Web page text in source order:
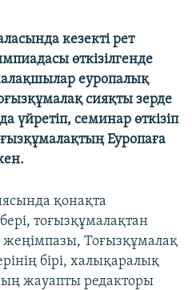
кезекті рет
өткізілгенде
еуропалық
сияқты зерде
семинар өткізіп
Еуропаға
қонақта
тоғызқұмалақтан
Тоғызқұмалақ
бірі, халықаралық
жауапты редакторы